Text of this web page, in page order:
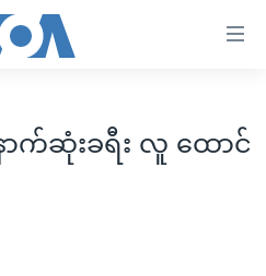
ောက်ဆုံးခရီး လူ ထောင်